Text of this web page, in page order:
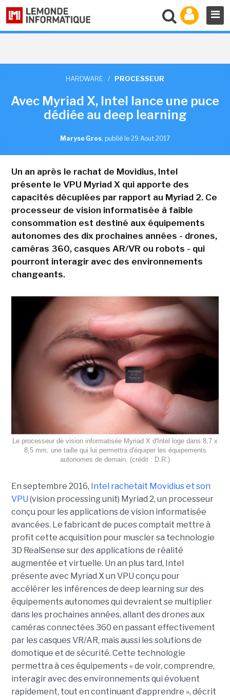
HARDWARE / PROCESSEUR
Avec Myriad X, Intel lance une puce
dédiée au deep learning
Maryse Gros, publié le 29 Aout 2017
Un an après le rachat de Movidius, Intel
présente le VPU Myriad X qui apporte des
capacités décuplées par rapport au Myriad 2. Ce
processeur de vision informatisée à faible
consommation est destiné aux équipements
autonomes des dix prochaines années - drones,
caméras 360, casques AR/VR ou robots - qui
pourront interagir avec des environnements
changeants.
Le processeur de vision informatisée Myriad X d'Intel loge dans 8,7 x
8,5 mm, une taille qui lui permettra d'équiper les équipements
autonomes de demain. (crédit : D.R.)
En septembre 2016, Intel rachetait Movidius et son
VPU (vision processing unit) Myriad 2, un processeur
conçu pour les applications de vision informatisée
avancées. Le fabricant de puces comptait mettre à
profit cette acquisition pour muscler sa technologie
3D RealSense sur des applications de réalité
augmentée et virtuelle. Un an plus tard, Intel
présente avec Myriad X un VPU conçu pour
accélérer les inférences de deep learning sur des
équipements autonomes qui devraient se multiplier
dans les prochaines années, allant des drones aux
caméras connectées 360 en passant effectivement
par les casques VR/AR, mais aussi les solutions de
domotique et de sécurité. Cette technologie
permettra à ces équipements « de voir, comprendre,
interagir avec des environnements qui évoluent
rapidement, tout en continuant d’apprendre », décrit